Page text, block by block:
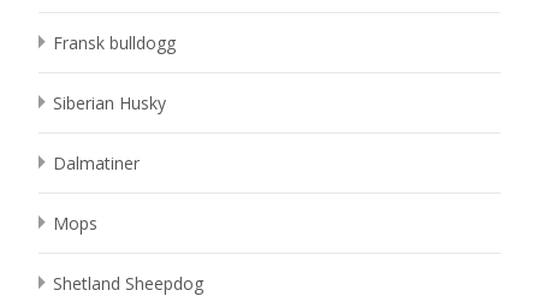
Fransk bulldogg
Siberian Husky
Dalmatiner
Mops
Shetland Sheepdog